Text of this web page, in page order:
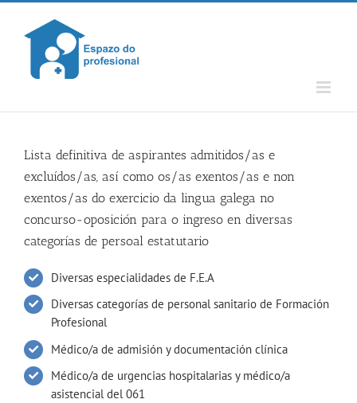
Skip
content
Lista definitiva de aspirantes admitidos/as e
excluídos/as, así como os/as exentos/as e non
exentos/as do exercicio da lingua galega no
concurso-oposición para o ingreso en diversas
categorías de persoal estatutario
Diversas especialidades de F.E.A
Diversas categorías de personal sanitario de Formación
Profesional
Médico/a de admisión y documentación clínica
Médico/a de urgencias hospitalarias y médico/a
asistencial del 061